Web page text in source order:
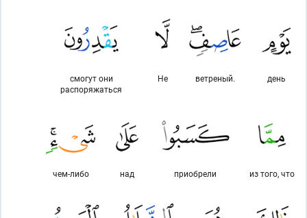
день
ветреный.
Не
смогут они
распоряжаться
из того, что
приобрели
над
чем-либо